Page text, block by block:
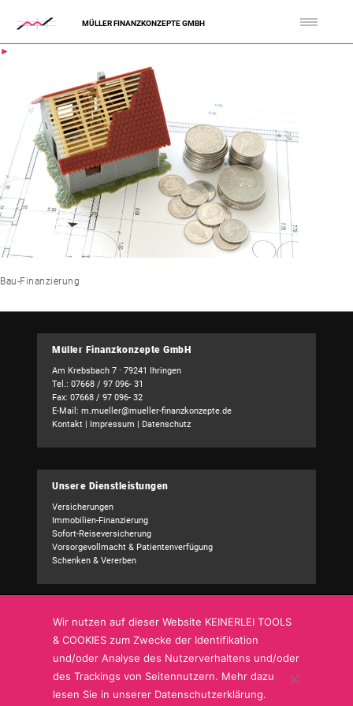
MÜLLER FINANZKONZEPTE GMBH
Bau-Finanzierung
Müller Finanzkonzepte GmbH
Am Krebsbach 7 · 79241 Ihringen
Tel.: 07668 / 97 096- 31
Fax: 07668 / 97 096- 32
E-Mail:m.mueller@mueller-finanzkonzepte.de
Kontakt | Impressum | Datenschutz
Unsere Dienstleistungen
Versicherungen
Immobilien-Finanzierung
Sofort-Reiseversicherung
Vorsorgevollmacht & Patientenverfügung
Schenken & Vererben
Kundencenter
Schadensmeldung
Adressänderung
Bankverbindung
Sonstige Mitteilung
Wir nutzen auf dieser Website KEINERLEI TOOLS
& COOKIES zum Zwecke der Identifikation
und/oder Analyse des Nutzerverhaltens und/oder
des Trackings von Seitennutzern. Mehr dazu
lesen Sie in unserer Datenschutzerklärung.